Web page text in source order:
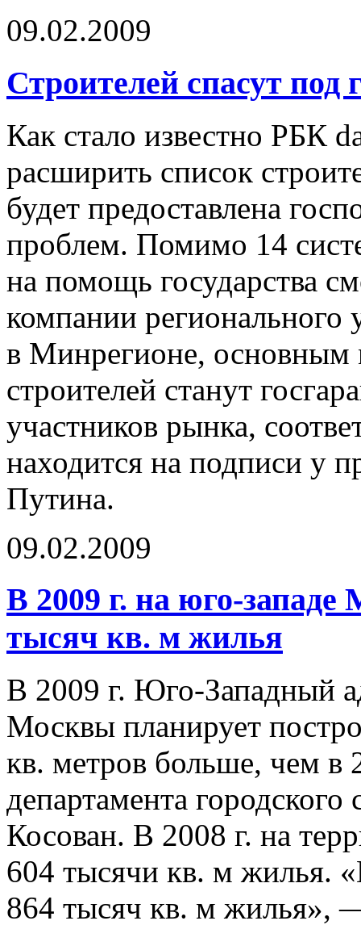
09.02.2009
Строителей спасут под
Как стало известно РБК
расширить список
будет предоставлена
проблем. Помимо 14
на помощь государства
компании регионального
в Минрегионе, основным
строителей станут
участников рынка,
находится на подписи у
Путина.
09.02.2009
В 2009 г. на юго-западе
тысяч кв. м жилья
В 2009 г. Юго-Западный
Москвы планирует
кв. метров больше, чем в
департамента городского
Косован. В 2008 г. на
604 тысячи кв. м жилья.
864 тысяч кв. м жилья»,